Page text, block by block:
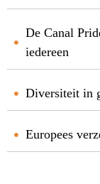
De Canal
iedereen
Diversiteit in
Europees